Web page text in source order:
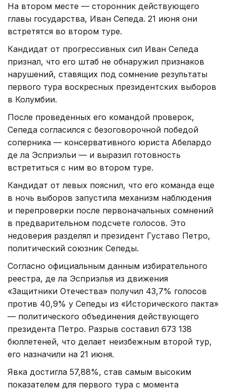
На втором месте — сторонник действующего
главы государства, Иван Сепеда. 21 июня они
встретятся во втором туре.
Кандидат от прогрессивных сил Иван Сепеда
признал, что его штаб не обнаружил признаков
нарушений, ставящих под сомнение результаты
первого тура воскресных президентских выборов
в Колумбии.
После проведенных его командой проверок,
Сепеда согласился с безоговорочной победой
соперника — консервативного юриста Абелардо
де ла Эсприэльи — и выразил готовность
встретиться с ним во втором туре.
Кандидат от левых пояснил, что его команда еще
в ночь выборов запустила механизм наблюдения
и перепроверки после первоначальных сомнений
в предварительном подсчете голосов. Это
недоверия разделял и президент Густаво Петро,
политический союзник Сепеды.
Согласно официальным данным избирательного
реестра, де ла Эсприэлья из движения
«Защитники Отечества» получил 43,7% голосов
против 40,9% у Сепеды из «Исторического пакта»
— политического объединения действующего
президента Петро. Разрыв составил 673 138
бюллетеней, что делает неизбежным второй тур,
его назначили на 21 июня.
Явка достигла 57,88%, став самым высоким
показателем для первого тура с момента